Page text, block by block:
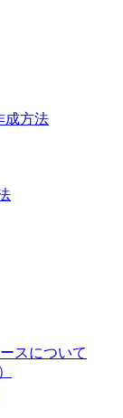
成方法
スについて